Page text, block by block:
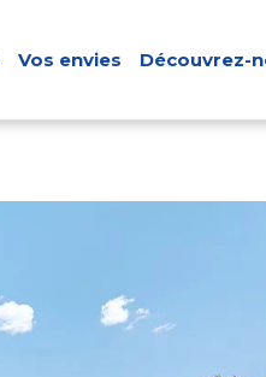
Vos envies Découvrez-